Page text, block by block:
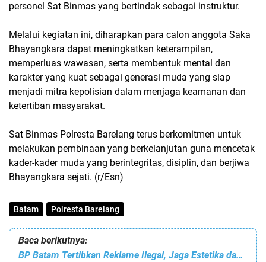
personel Sat Binmas yang bertindak sebagai instruktur.
Melalui kegiatan ini, diharapkan para calon anggota Saka
Bhayangkara dapat meningkatkan keterampilan,
memperluas wawasan, serta membentuk mental dan
karakter yang kuat sebagai generasi muda yang siap
menjadi mitra kepolisian dalam menjaga keamanan dan
ketertiban masyarakat.
Sat Binmas Polresta Barelang terus berkomitmen untuk
melakukan pembinaan yang berkelanjutan guna mencetak
kader-kader muda yang berintegritas, disiplin, dan berjiwa
Bhayangkara sejati. (r/Esn)
Batam Polresta Barelang
Baca berikutnya:
BP Batam Tertibkan Reklame Ilegal, Jaga Estetika dan Iklim Investasi